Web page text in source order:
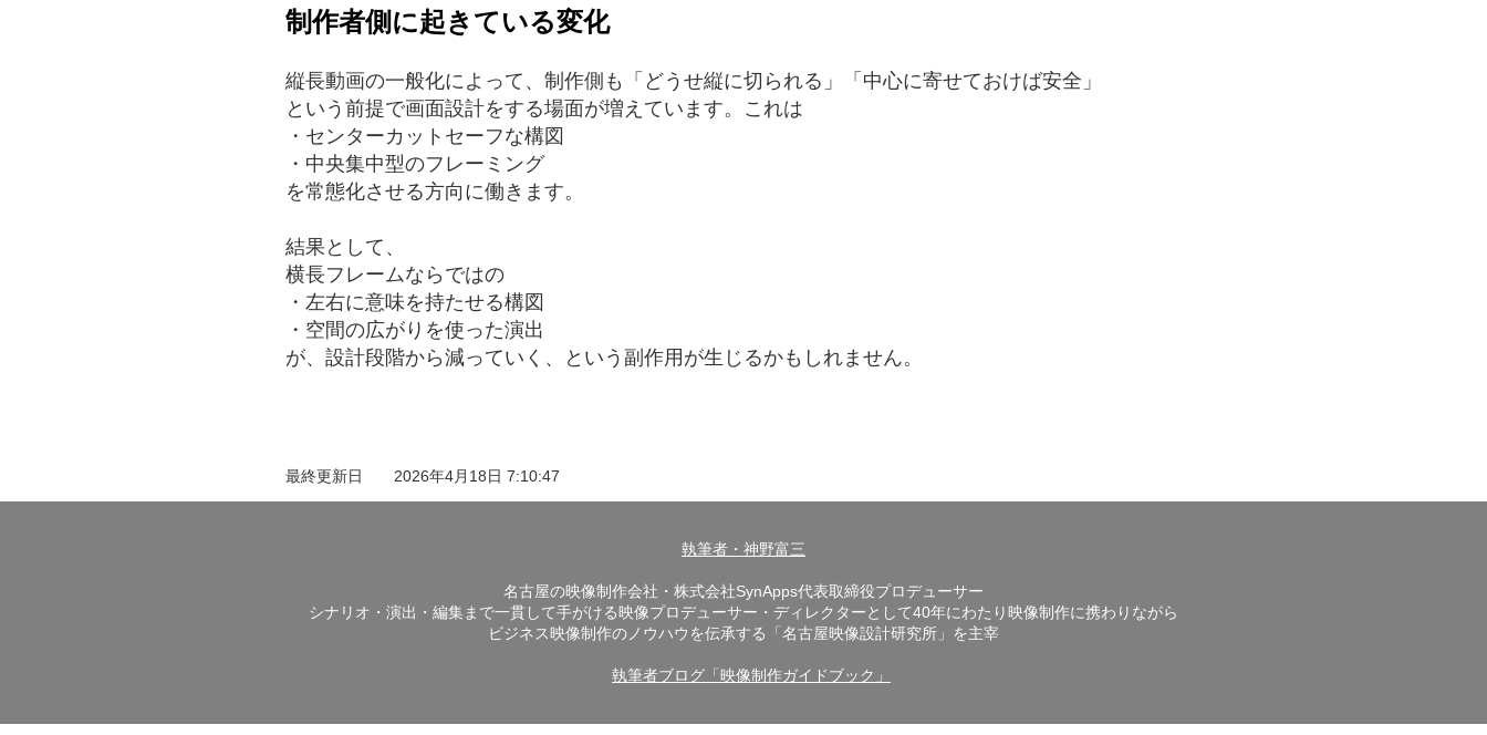
制作者側に起きている変化
縦長動画の一般化によって、制作側も「どうせ縦に切られる」「中心に寄せておけば安全」
という前提で画面設計をする場面が増えています。これは
・センターカットセーフな構図
・中央集中型のフレーミング
を常態化させる方向に働きます。
結果として、
横長フレームならではの
・左右に意味を持たせる構図
・空間の広がりを使った演出
が、設計段階から減っていく、という副作用が生じるかもしれません。
最終更新日 2026年4月18日 7:10:47
執筆者・神野富三
名古屋の映像制作会社・株式会社SynApps代表取締役プロデューサー
シナリオ・演出・編集まで一貫して手がける映像プロデューサー・ディレクターとして40年にわたり映像制作に携わりながら
​ビジネス映像制作のノウハウを伝承する「名古屋映像設計研究所」を主宰
執筆者ブログ「映像制作ガイドブック」